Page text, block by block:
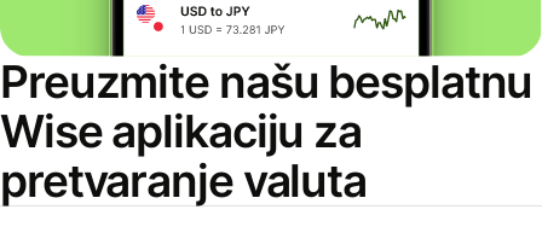
Preuzmite našu besplatnu
Wise aplikaciju za
pretvaranje valuta